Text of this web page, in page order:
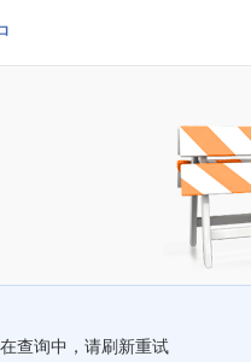
查询中，请刷新重试